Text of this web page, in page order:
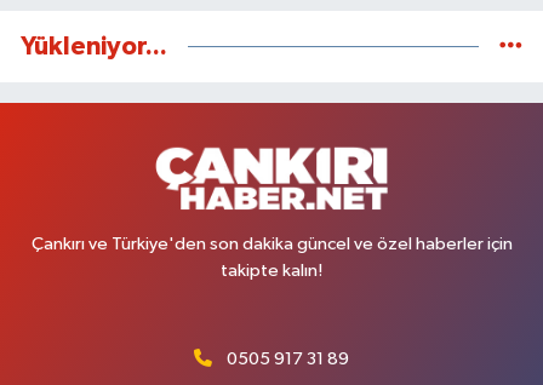
Yükleniyor...
Çankırı ve Türkiye'den son dakika güncel ve özel haberler için
takipte kalın!
0505 917 31 89